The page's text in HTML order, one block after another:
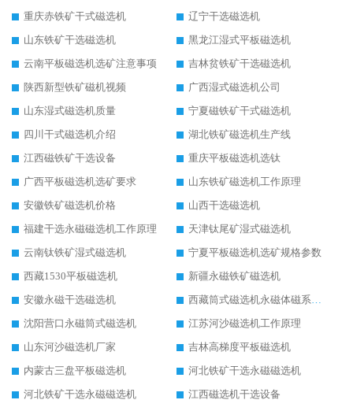
重庆赤铁矿干式磁选机
辽宁干选磁选机
山东铁矿干选磁选机
黑龙江湿式平板磁选机
云南平板磁选机选矿注意事项
吉林贫铁矿干选磁选机
陕西新型铁矿磁机视频
广西湿式磁选机公司
山东湿式磁选机质量
宁夏磁铁矿干式磁选机
四川干式磁选机介绍
湖北铁矿磁选机生产线
江西磁铁矿干选设备
重庆平板磁选机选钛
广西平板磁选机选矿要求
山东铁矿磁选机工作原理
安徽铁矿磁选机价格
山西干选磁选机
福建干选永磁磁选机工作原理
天津钛尾矿湿式磁选机
云南钛铁矿湿式磁选机
宁夏平板磁选机选矿规格参数
西藏1530平板磁选机
新疆永磁铁矿磁选机
安徽永磁干选磁选机
西藏筒式磁选机永磁体磁系设计
沈阳营口永磁筒式磁选机
江苏河沙磁选机工作原理
山东河沙磁选机厂家
吉林高梯度平板磁选机
内蒙古三盘平板磁选机
河北铁矿干选永磁磁选机
河北铁矿干选永磁磁选机
江西磁选机干选设备